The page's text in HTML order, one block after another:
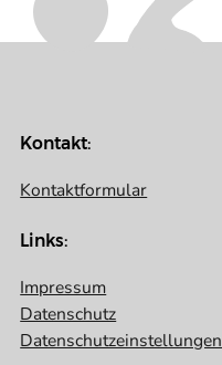
Kontakt:
Kontaktformular
Links:
Impressum
Datenschutz
Datenschutzeinstellungen